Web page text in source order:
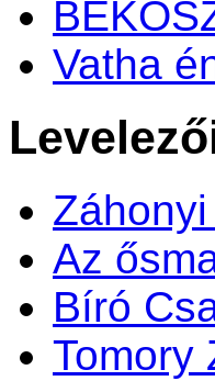
Vatha
Az
Bíró
Tomory